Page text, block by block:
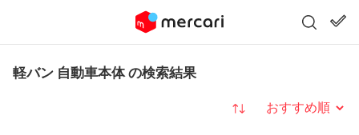
軽バン 自動車本体 の検索結果
並び替え